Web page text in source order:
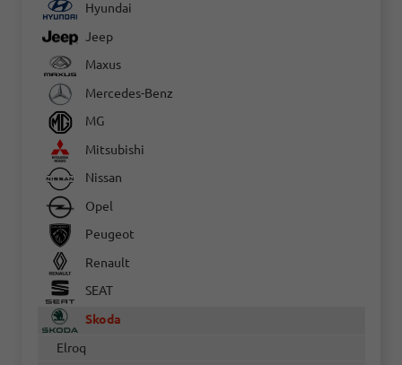
Hyundai
Jeep
Maxus
Mercedes-Benz
MG
Mitsubishi
Nissan
Opel
Peugeot
Renault
SEAT
Skoda
Elroq